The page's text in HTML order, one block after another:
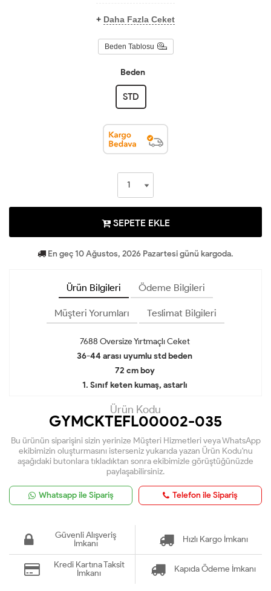
+ Daha Fazla Ceket
Beden Tablosu
Beden
STD
SEPETE EKLE
En geç 10 Ağustos, 2026 Pazartesi günü kargoda.
Ürün Bilgileri Ödeme Bilgileri
Müşteri Yorumları Teslimat Bilgileri
7688 Oversize Yırtmaçlı Ceket
36-44 arası uyumlu std beden
72 cm boy
1. Sınıf keten kumaş, astarlı
Ürün Kodu
GYMCKTEFL00002-035
Bu ürünün siparişini sizin yerinize Müşteri Hizmetleri veya WhatsApp
ekibimizin oluşturmasını isterseniz yukarıda yazan Ürün Kodu'nu
aşağıdaki butonlara tıkladıktan sonra ekibimizle görüştüğünüzde
paylaşabilirsiniz.
Whatsapp ile Sipariş Telefon ile Sipariş
Güvenli Alışveriş
İmkanı
Hızlı Kargo İmkanı
Kredi Kartına Taksit
İmkanı
Kapıda Ödeme İmkanı